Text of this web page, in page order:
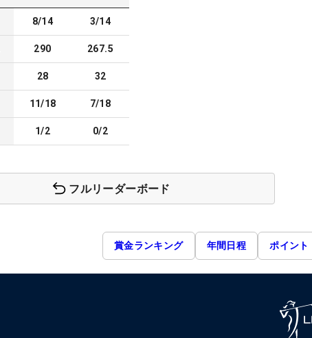
8/14 3/14
290 267.5
28 32
11/18 7/18
1/2 0/2
フルリーダーボード
賞金ランキング 年間日程 ポイント